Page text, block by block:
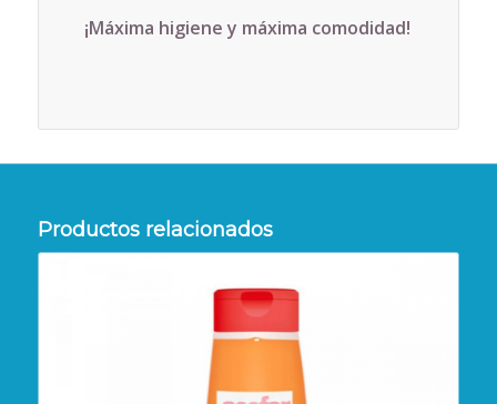
¡Máxima higiene y máxima comodidad!
Productos relacionados